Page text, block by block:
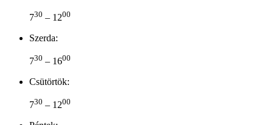
730 – 1200
Szerda:
730 – 1600
Csütörtök:
730 – 1200